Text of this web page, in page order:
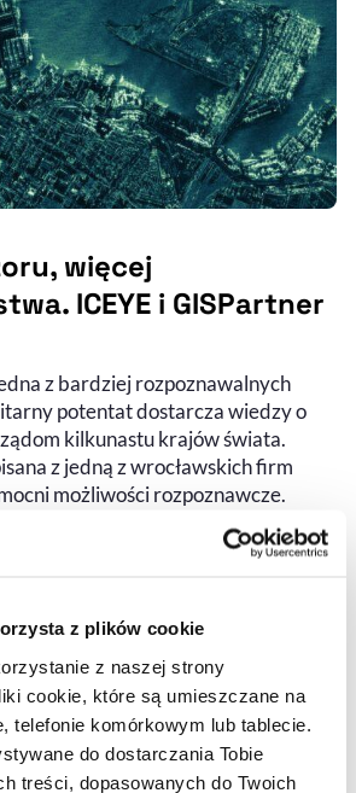
z plików cookie
z naszej strony
cookie, które są umieszczane na
telefonie komórkowym lub tablecie.
do dostarczania Tobie
treści, dopasowanych do Twoich
więcej
ICEYE i GISPartner
z bardziej rozpoznawalnych
potentat dostarcza wiedzy o
kilkunastu krajów świata.
z jedną z wrocławskich firm
możliwości rozpoznawcze.